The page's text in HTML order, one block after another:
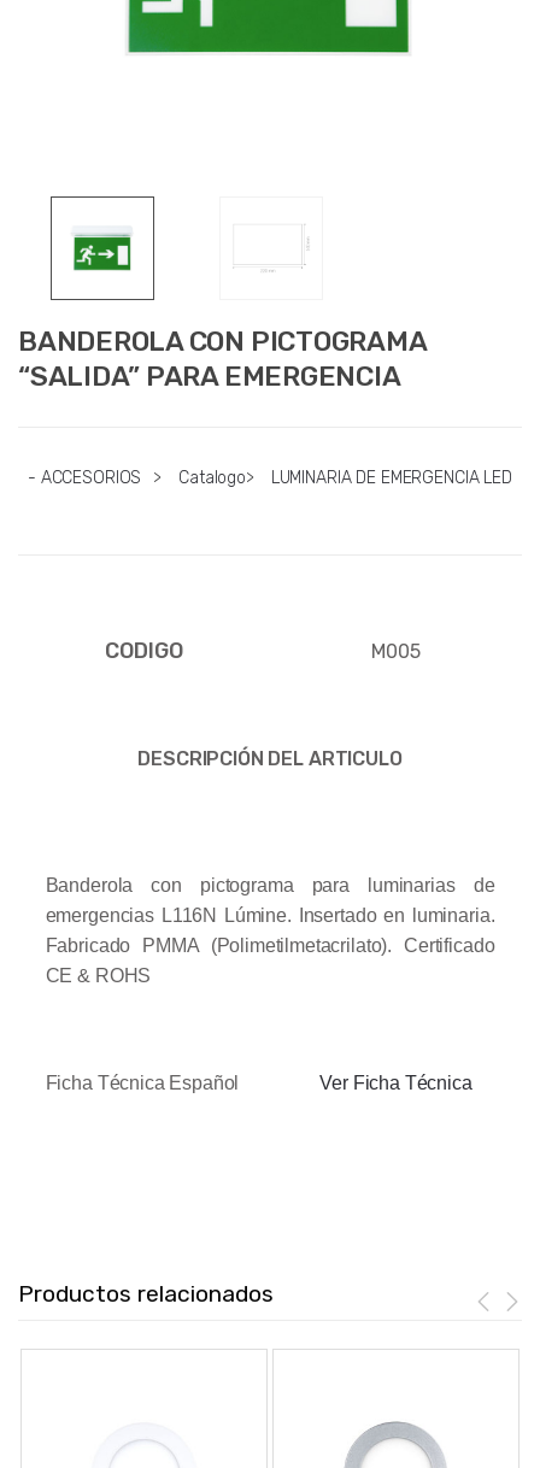
BANDEROLA CON PICTOGRAMA
“SALIDA” PARA EMERGENCIA
- ACCESORIOS > Catalogo> LUMINARIA DE EMERGENCIA LED
CODIGO M005
DESCRIPCIÓN DEL ARTICULO
Banderola con pictograma para luminarias de
emergencias L116N Lúmine. Insertado en luminaria.
Fabricado PMMA (Polimetilmetacrilato). Certificado
CE & ROHS
Ficha Técnica Español Ver Ficha Técnica
Productos relacionados